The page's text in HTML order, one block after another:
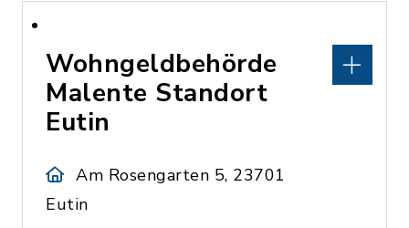
Wohngeldbehörde
Malente Standort
Eutin
Am Rosengarten 5, 23701
Eutin